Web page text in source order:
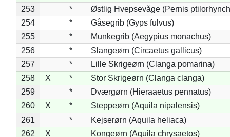
253
*
Østlig Hvepsevåge (Pernis
254
*
Gåsegrib (Gyps fulvus)
255
*
Munkegrib (Aegypius monachus)
256
*
Slangeørn (Circaetus gallicus)
257
*
Lille Skrigeørn (Clanga pomarina)
258
X *
Stor Skrigeørn (Clanga clanga)
259
*
Dværgørn (Hieraaetus pennatus)
260
X *
Steppeørn (Aquila nipalensis)
261
*
Kejserørn (Aquila heliaca)
262
X
Kongeørn (Aquila chrysaetos)